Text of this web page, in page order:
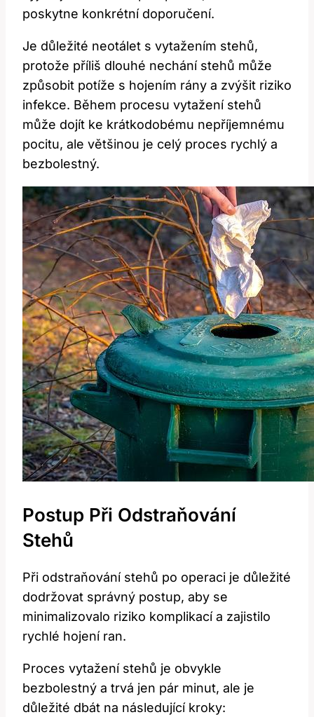
poskytne konkrétní doporučení.
Je důležité neotálet s vytažením stehů,
protože příliš dlouhé nechání stehů ‌může
způsobit ‍potíže s hojením rány a zvýšit riziko⁤
infekce. Během ‍procesu vytažení⁣ stehů
⁣může dojít ke krátkodobému nepříjemnému⁣
pocitu, ale většinou je⁤ celý ​proces rychlý a
bezbolestný.
Postup Při Odstraňování
Stehů
Při⁤ odstraňování stehů po operaci ‌je důležité
dodržovat ​správný postup, aby se
minimalizovalo riziko komplikací ​a zajistilo⁤
rychlé​ hojení ran.
Proces vytažení stehů‌ je‌ obvykle
bezbolestný⁢ a trvá jen ⁢pár minut,⁢ ale je
důležité dbát na následující kroky: